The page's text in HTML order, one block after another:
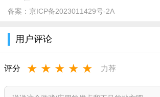
2用户同意权限
备案： 京ICP备2023011429号-2A
用户评论
评分 ★ ★ ★ ★ ★ 力荐